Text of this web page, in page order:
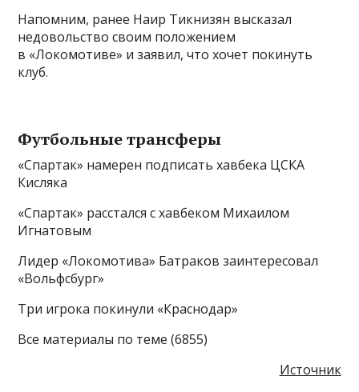
Напомним, ранее Наир Тикнизян высказал
недовольство своим положением
в «Локомотиве» и заявил, что хочет покинуть
клуб.
Футбольные трансферы
«Спартак» намерен подписать хавбека ЦСКА
Кисляка
«Спартак» расстался с хавбеком Михаилом
Игнатовым
Лидер «Локомотива» Батраков заинтересовал
«Вольфсбург»
Три игрока покинули «Краснодар»
Все материалы по теме (6855)
Источник